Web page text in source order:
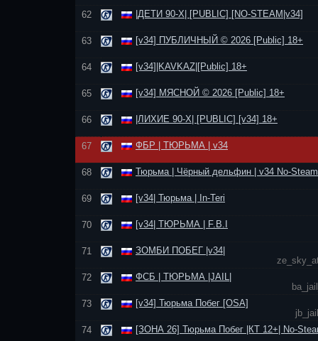
62 |ДЕТИ 90-Х| [PUBLIC] [NO-STEAM|v34]
63 [v34] ПУБЛИЧНЫЙ © 2026 [Public] 18+
64 [v34]|KAVKAZ|[Public] 18+
65 [v34] МЯСНОЙ © 2026 [Public] 18+
66 |ЛИХИЕ 90-Х| [PUBLIC] [v34] 18+
67 ФБР | ТЮРЬМА | v34
68 Тюрьма | Чёрный дельфин | v34 No-Steam
69 [v34| Тюрьма | In-Teri
70 [v34| ТЮРЬМА | F.B.I
71
ЗОМБИ ПОБЕГ |v34|
72
ФСБ | ТЮРЬМА |JAIL|
73
[v34] Тюрьма Побег [OSA]
74
[ЗОНА 26] Тюрьма Побег |КТ 12+| No-